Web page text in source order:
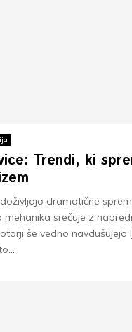
Trendi, ki
dramatične
mehanika srečuje z
še vedno navdušujejo